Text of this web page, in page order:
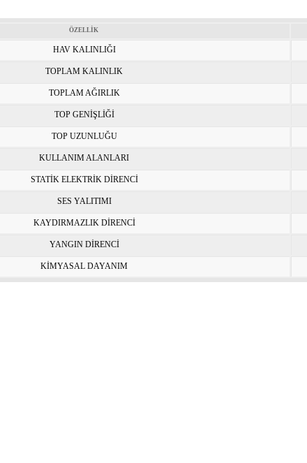
ÖZELLİK
HAV KALINLIĞI
TOPLAM KALINLIK
TOPLAM AĞIRLIK
TOP GENİŞLİĞİ
TOP UZUNLUĞU
KULLANIM ALANLARI
STATİK ELEKTRİK DİRENCİ
SES YALITIMI
KAYDIRMAZLIK DİRENCİ
YANGIN DİRENCİ
KİMYASAL DAYANIM